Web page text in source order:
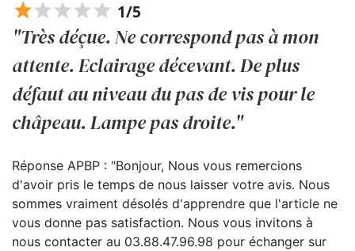
1/5
"Très déçue. Ne correspond pas à mon
attente. Eclairage décevant. De plus
défaut au niveau du pas de vis pour le
châpeau. Lampe pas droite."
Réponse APBP : "Bonjour, Nous vous remercions
d'avoir pris le temps de nous laisser votre avis. Nous
sommes vraiment désolés d'apprendre que l'article ne
vous donne pas satisfaction. Nous vous invitons à
nous contacter au 03.88.47.96.98 pour échanger sur